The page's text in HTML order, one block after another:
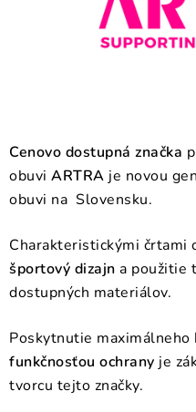
Cenovo dostupná značka
obuvi ARTRA je novou
obuvi na Slovensku.
Charakteristickými črtami
športový dizajn a použitie
dostupných materiálov.
Poskytnutie maximálneho
funkčnosťou ochrany je
tvorcu tejto značky.